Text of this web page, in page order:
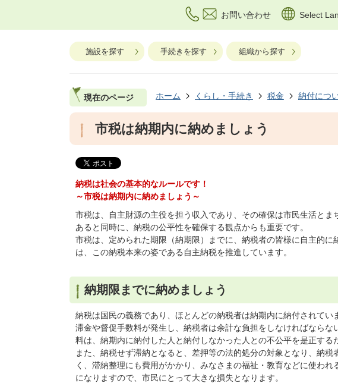
お問い合わせ Select
施設を探す 手続きを探す 組織から探す
現在のページ ホーム くらし・手続き 税金 納付につ
市税は納期内に納めましょう
納税は社会の基本的なルールです！
～市税は納期内に納めましょう～
市税は、自主財源の主役を担う収入であり、その確保は市民生活と
あると同時に、納税の公平性を確保する観点からも重要です。
市税は、定められた期限（納期限）までに、納税者の皆様に自主的に
は、この納税本来の姿である自主納税を推進しています。
納期限までに納めましょう
納税は国民の義務であり、ほとんどの納税者は納期内に納付されてい
滞金や督促手数料が発生し、納税者は余計な負担をしなければならな
料は、納期内に納付した人と納付しなかった人との不公平を是正する
また、納税せず滞納となると、差押等の法的処分の対象となり、納
く、滞納整理にも費用がかかり、みなさまの福祉・教育などに使われ
になりますので、市民にとって大きな損失となります。